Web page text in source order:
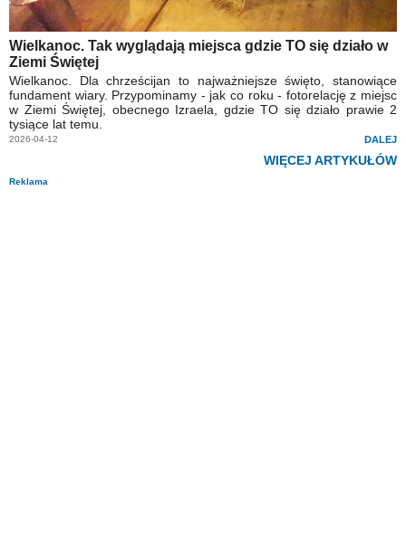
Wielkanoc. Tak wyglądają miejsca gdzie TO się działo w
Ziemi Świętej
Wielkanoc. Dla chrześcijan to najważniejsze święto, stanowiące
fundament wiary. Przypominamy - jak co roku - fotorelację z miejsc
w Ziemi Świętej, obecnego Izraela, gdzie TO się działo prawie 2
tysiące lat temu.
2026-04-12 DALEJ
WIĘCEJ ARTYKUŁÓW
Reklama